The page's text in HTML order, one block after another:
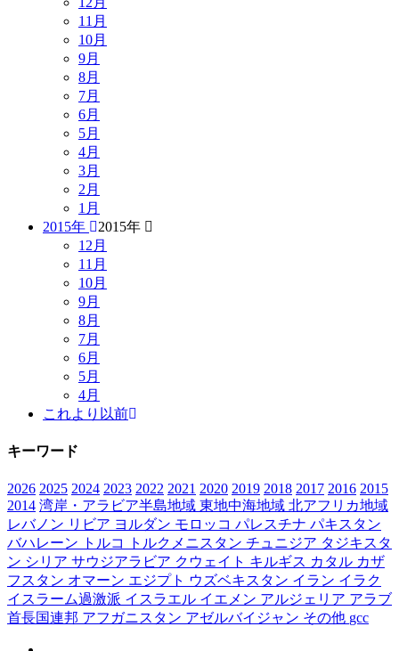
11月
10月
9月
8月
7月
6月
5月
4月
3月
2月
1月
2015年
2015年
12月
11月
10月
9月
8月
7月
6月
5月
4月
これより以前
キーワード
2026 2025 2024 2023 2022 2021 2020 2019 2018 2017 2016 2015
2014 湾岸・アラビア半島地域 東地中海地域 北アフリカ地域
レバノン リビア ヨルダン モロッコ パレスチナ パキスタン
バハレーン
トルコ トルクメニスタン チュニジア タジキスタ
ン シリア サウジアラビア クウェイト キルギス カタル カザ
フスタン オマーン エジプト ウズベキスタン イラン イラク
イスラーム過激派 イスラエル イエメン アルジェリア アラブ
首長国連邦 アフガニスタン アゼルバイジャン その他 gcc